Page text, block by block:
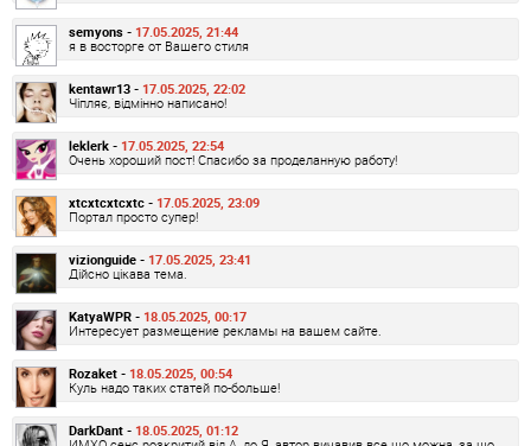
semyons - 17.05.2025, 21:44
я в восторге от Вашего стиля
kentawr13 - 17.05.2025, 22:02
Чіпляє, відмінно написано!
leklerk - 17.05.2025, 22:54
Очень хороший пост! Спасибо за проделанную работу!
xtcxtcxtcxtc - 17.05.2025, 23:09
Портал просто супер!
vizionguide - 17.05.2025, 23:41
Дійсно цікава тема.
KatyaWPR - 18.05.2025, 00:17
Интересует размещение рекламы на вашем сайте.
Rozaket - 18.05.2025, 00:54
Куль надо таких статей по-больше!
DarkDant - 18.05.2025, 01:12